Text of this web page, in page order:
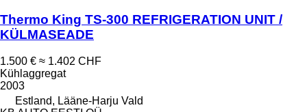
Thermo King TS-300 REFRIGERATION UNIT /
KÜLMASEADE
1.500 € ≈ 1.402 CHF
Kühlaggregat
2003
Estland, Lääne-Harju Vald